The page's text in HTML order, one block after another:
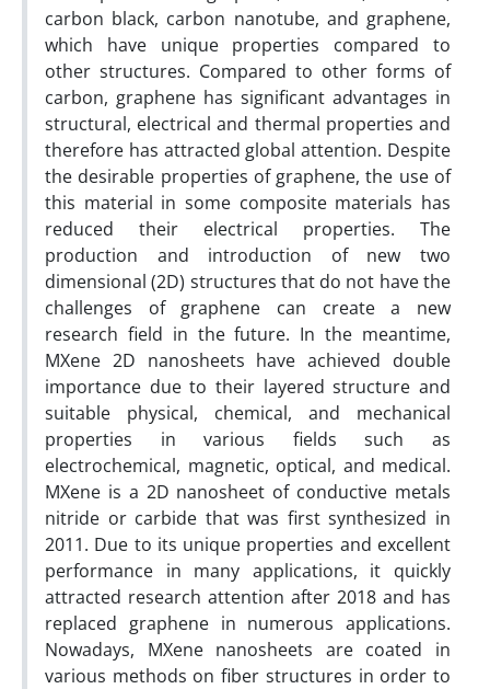
carbon black, carbon nanotube, and graphene,
which have unique properties compared to
other structures. Compared to other forms of
carbon, graphene has significant advantages in
structural, electrical and thermal properties and
therefore has attracted global attention. Despite
the desirable properties of graphene, the use of
this material in some composite materials has
reduced their electrical properties. The
production and introduction of new two
dimensional (2D) structures that do not have the
challenges of graphene can create a new
research field in the future. In the meantime,
MXene 2D nanosheets have achieved double
importance due to their layered structure and
suitable physical, chemical, and mechanical
properties in various fields such as
electrochemical, magnetic, optical, and medical.
MXene is a 2D nanosheet of conductive metals
nitride or carbide that was first synthesized in
2011. Due to its unique properties and excellent
performance in many applications, it quickly
attracted research attention after 2018 and has
replaced graphene in numerous applications.
Nowadays, MXene nanosheets are coated in
various methods on fiber structures in order to